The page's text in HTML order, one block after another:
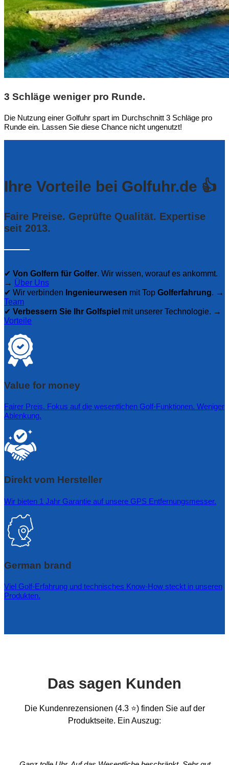
3 Schläge weniger pro Runde.
Die Nutzung einer Golfuhr spart im Durchschnitt 3 Schläge pro
Runde ein. Lassen Sie diese Chance nicht ungenutzt!
Ihre Vorteile bei Golfuhr.de 👍
Faire Preise. Geprüfte Qualität. Expertise
seit 2013.
✔ Von Golfern für Golfer. Wir wissen, worauf es ankommt.
→ Über Uns
✔ Wir verbinden Ingenieurwesen mit Top Golferfahrung. →
Team
✔ Verbessern Sie Ihr Golfspiel mit unserer Technologie. →
Vorteile
Value for money
Fairer Preis. Fokus auf die wesentlichen Golf-Funktionen. Weniger
Ablenkung.
Direkt vom Hersteller
Wir bieten 1 Jahr Garantie auf unsere GPS Entfernungsmesser.
German brand
Viel Golf-Erfahrung und technisches Know-How steckt in unseren
Produkten.
Das sagen Kunden
Die Kundenrezensionen (4.3 ⭐) finden Sie auf der
Produktseite. Ein Auszug: